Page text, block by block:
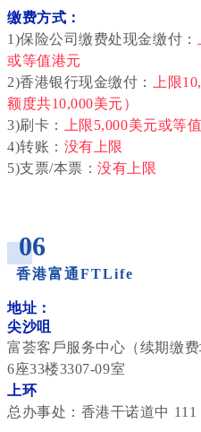
缴费方式：
1)保险公司缴费处现金缴付：
或等值港元
2)香港银行现金缴付：
上限
额度共10,000美元）
3)刷卡：
上限5,000美元或等
4)转账： 没有上限
5)支票/本票：没有上限
06
香港富通FTLife
地址：
尖沙咀
富荟客戶服务中心（续期缴费
6座33楼3307-09室
上环
总办事处：香港干诺道中